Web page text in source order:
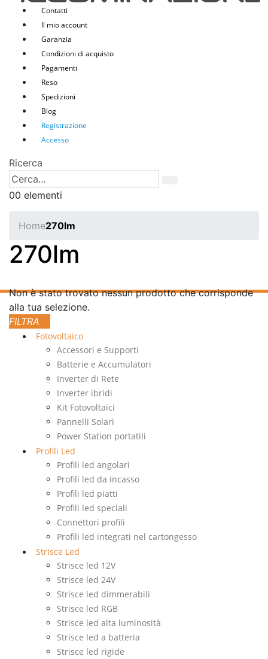
Contatti
Il mio account
Garanzia
Condizioni di acquisto
Pagamenti
Reso
Spedizioni
Blog
Registrazione
Accesso
Ricerca
00 elementi
Home270lm
270lm
Non è stato trovato nessun prodotto che corrisponde
alla tua selezione.
Fotovoltaico
Accessori e Supporti
Batterie e Accumulatori
Inverter di Rete
Inverter ibridi
Kit Fotovoltaici
Pannelli Solari
Power Station portatili
Profili Led
Profili led angolari
Profili led da incasso
Profili led piatti
Profili led speciali
Connettori profili
Profili led integrati nel cartongesso
Strisce Led
Strisce led 12V
Strisce led 24V
Strisce led dimmerabili
Strisce led RGB
Strisce led alta luminosità
Strisce led a batteria
Strisce led rigide